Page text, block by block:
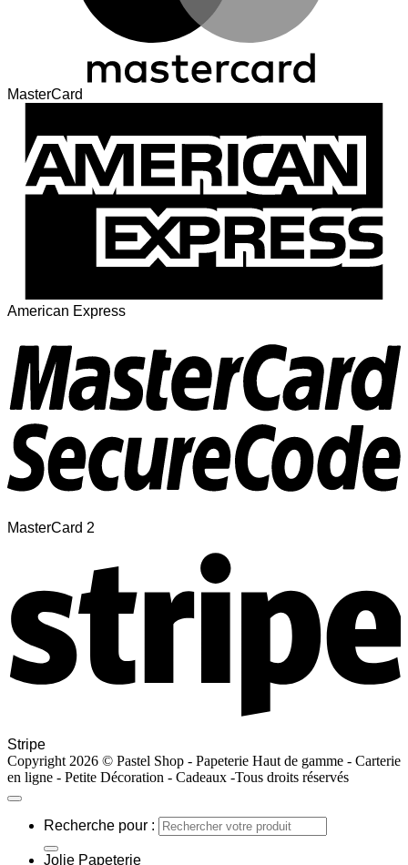
MasterCard
American Express
MasterCard 2
Stripe
Copyright 2026 © Pastel Shop - Papeterie Haut de gamme - Carterie
en ligne - Petite Décoration - Cadeaux -Tous droits réservés
Recherche pour :
Jolie Papeterie